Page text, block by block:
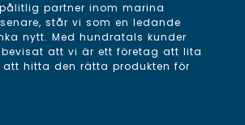
partner inom marina
står vi som en ledande
nytt. Med hundratals kunder
bevisat att vi är ett företag att lita
hitta den rätta produkten för